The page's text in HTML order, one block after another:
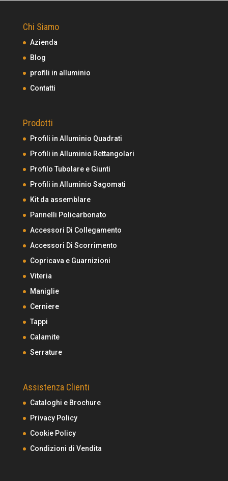
Chi Siamo
Azienda
Blog
profili in alluminio
Contatti
Prodotti
Profili in Alluminio Quadrati
Profili in Alluminio Rettangolari
Profilo Tubolare e Giunti
Profili in Alluminio Sagomati
Kit da assemblare
Pannelli Policarbonato
Accessori Di Collegamento
Accessori Di Scorrimento
Copricava e Guarnizioni
Viteria
Maniglie
Cerniere
Tappi
Calamite
Serrature
Assistenza Clienti
Cataloghi e Brochure
Privacy Policy
Cookie Policy
Condizioni di Vendita